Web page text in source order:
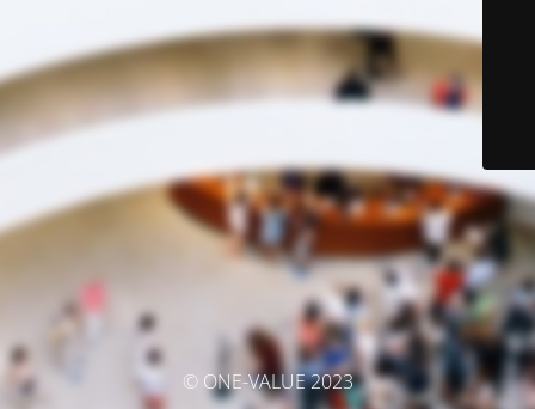
© ONE-VALUE 2023